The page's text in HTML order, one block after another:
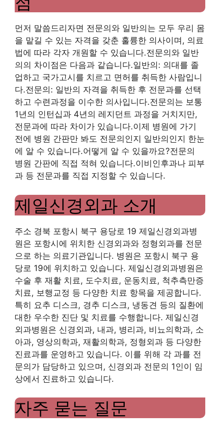
먼저 말씀드리자면 전문의와 일반의는 모두 우리 몸
을 맡길 수 있는 자격을 갖춘 훌륭한 의사이며, 의료
법에 따라 각자 개원할 수 있습니다.전문의와 일반
의의 차이점은 다음과 같습니다.일반의: 의대를 졸
업하고 국가고시를 치르고 면허를 취득한 사람입니
다.전문의: 일반의 자격을 취득한 후 전문과를 선택
하고 수련과정을 이수한 의사입니다.전문의는 보통
1년의 인턴십과 4년의 레지던트 과정을 거치지만,
전문과에 따라 차이가 있습니다.이제 병원에 가기
전에 병원 간판만 봐도 전문의인지 일반의인지 한눈
에 알 수 있습니다.어떻게 알 수 있을까요?전문의
병원 간판에 직접 적혀 있습니다.이비인후과나 피부
과 등 전문과를 직접 지정할 수 있습니다.
제일신경외과 소개
주소 경북 포항시 북구 용당로 19 제일신경외과병
원은 포항시에 위치한 신경외과와 정형외과를 전문
으로 하는 의료기관입니다. 병원은 포항시 북구 용
당로 19에 위치하고 있습니다. 제일신경외과병원은
수술 후 재활 치료, 도수치료, 운동치료, 척추측만증
치료, 보행교정 등 다양한 치료 항목을 제공합니다.
특히 요추 디스크, 경추 디스크, 냉동견 등의 질환에
대한 우수한 진단 및 치료를 수행합니다. 제일신경
외과병원은 신경외과, 내과, 병리과, 비뇨의학과, 소
아과, 영상의학과, 재활의학과, 정형외과 등 다양한
진료과를 운영하고 있습니다. 이를 위해 각 과를 전
문의가 담당하고 있으며, 신경외과 전문의 1인이 임
상에서 진료하고 있습니다.
자주 묻는 질문